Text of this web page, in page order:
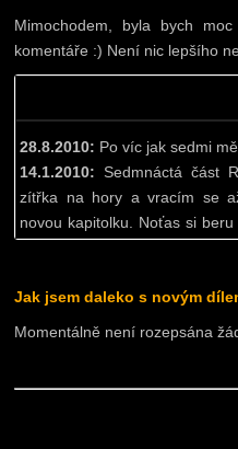
Mimochodem, byla bych
komentáře :) Není nic lepšího
28.8.2010: Po víc jak sedmi
14.1.2010: Sedmnáctá část
zítřka na hory a vracím se
novou kapitolku. Noťas si
8.1.2010:Druhá kapitolka
5.1.2010:Takže, zavádím
Jak jsem daleko s novým
Momentálně není rozepsána